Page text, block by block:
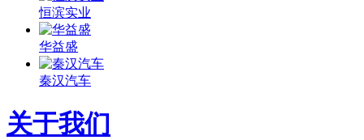
恒滨实业
华益盛
秦汉汽车
关于我们